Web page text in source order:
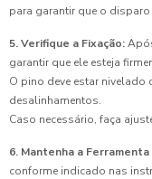
para garantir que o disparo
5. Verifique a Fixação:
garantir que ele esteja
O pino deve estar nivelado
desalinhamentos.
Caso necessário, faça
6. Mantenha a Ferramenta
conforme indicado nas